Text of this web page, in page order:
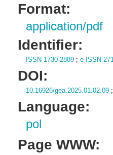
Format:
application/pdf
Identifier:
ISSN 1730-2889 ;e-ISSN
DOI:
10.16926/gea.2025.01.02.09
Language:
pol
Page WWW: